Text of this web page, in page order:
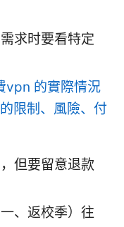
求时要看特定
vpn 的實際情況
限制、風險、付
但要留意退款
、返校季）往